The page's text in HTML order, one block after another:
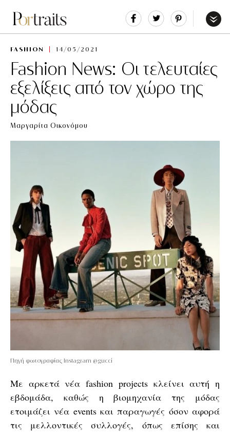
Share Tweet
FASHION 14/05/2021
Fashion News: Οι τελευταίες
εξελίξεις από τον χώρο της
μόδας
Μαργαρίτα Οικονόμου
Πηγή φωτογραφίας Instagram @gucci
Με αρκετά νέα fashion projects κλείνει αυτή η
εβδομάδα, καθώς η βιομηχανία της μόδας
ετοιμάζει νέα events και παραγωγές όσον αφορά
τις μελλοντικές συλλογές, όπως επίσης και